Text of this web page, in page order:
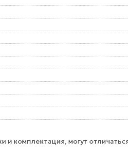
и комплектация, могут